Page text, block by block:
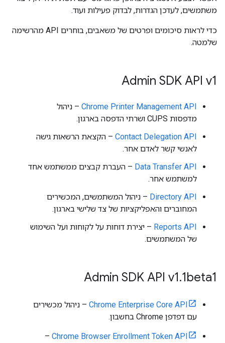
משתמשים, לעדכן הגדרות, לבדוק פעילות ועוד.
כדי לראות סיכומים ופרטים של משאבים, בוחרים API מהרשימה
שלמטה.
Admin SDK API v1
Chrome Printer Management API – ניהול
מדפסות CUPS ושרתי הדפסה בארגון.
Contact Delegation API – הקצאת הרשאות גישה
לאנשי קשר לאדם אחר.
Data Transfer API – העברת קבצים ממשתמש אחד
למשתמש אחר.
Directory API – ניהול המשתמשים, המכשירים
המחוברים והאפליקציות של צד שלישי בארגון.
Reports API – יצירת דוחות על לקוחות ועל השימוש
של המשתמשים.
Admin SDK API v1.1beta1
Chrome Enterprise Core API – ניהול מכשירים
עם דפדפן Chrome בחשבון.
Chrome Browser Enrollment Token API
–